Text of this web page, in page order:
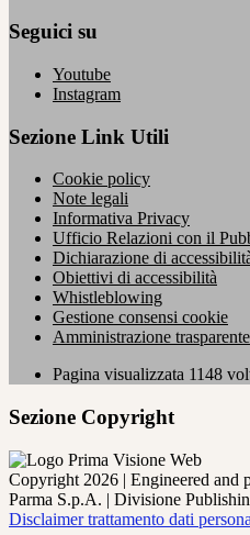
Seguici su
Youtube
Instagram
Sezione Link Utili
Cookie policy
Note legali
Informativa Privacy
Ufficio Relazioni con il
Dichiarazione di
Obiettivi di accessibilità
Whistleblowing
Gestione consensi cookie
Amministrazione trasparente
Pagina visualizzata 1148
Sezione Copyright
Copyright 2026 | Engineered and
Parma S.p.A. | Divisione
Disclaimer trattamento dati